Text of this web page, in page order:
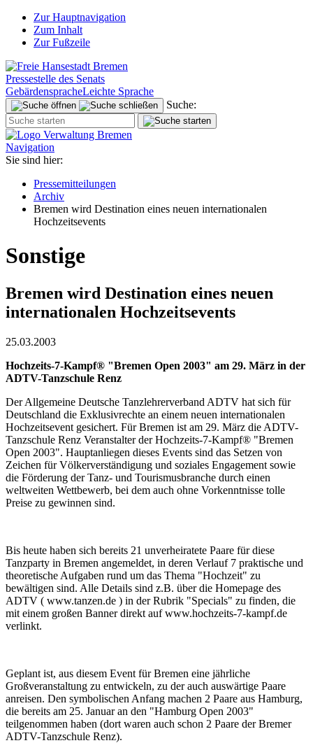
Zur Hauptnavigation
Zum Inhalt
Zur Fußzeile
Pressestelle des Senats
GebärdenspracheLeichte Sprache
Suche:
Navigation
Sie sind hier:
Pressemitteilungen
Archiv
Bremen wird Destination eines neuen internationalen
Hochzeitsevents
Sonstige
Bremen wird Destination eines neuen
internationalen Hochzeitsevents
25.03.2003
Hochzeits-7-Kampf® "Bremen Open 2003" am 29. März in der
ADTV-Tanzschule Renz
Der Allgemeine Deutsche Tanzlehrerverband ADTV hat sich für
Deutschland die Exklusivrechte an einem neuen internationalen
Hochzeitsevent gesichert. Für Bremen ist am 29. März die ADTV-
Tanzschule Renz Veranstalter der Hochzeits-7-Kampf® "Bremen
Open 2003". Hauptanliegen dieses Events sind das Setzen von
Zeichen für Völkerverständigung und soziales Engagement sowie
die Förderung der Tanz- und Tourismusbranche durch einen
weltweiten Wettbewerb, bei dem auch ohne Vorkenntnisse tolle
Preise zu gewinnen sind.
Bis heute haben sich bereits 21 unverheiratete Paare für diese
Tanzparty in Bremen angemeldet, in deren Verlauf 7 praktische und
theoretische Aufgaben rund um das Thema "Hochzeit" zu
bewältigen sind. Alle Details sind z.B. über die Homepage des
ADTV ( www.tanzen.de ) in der Rubrik "Specials" zu finden, die
mit einem großen Banner direkt auf www.hochzeits-7-kampf.de
verlinkt.
Geplant ist, aus diesem Event für Bremen eine jährliche
Großveranstaltung zu entwickeln, zu der auch auswärtige Paare
anreisen. Den symbolischen Anfang machen 2 Paare aus Hamburg,
die bereits am 25. Januar an den "Hamburg Open 2003"
teilgenommen haben (dort waren auch schon 2 Paare der Bremer
ADTV-Tanzschule Renz).